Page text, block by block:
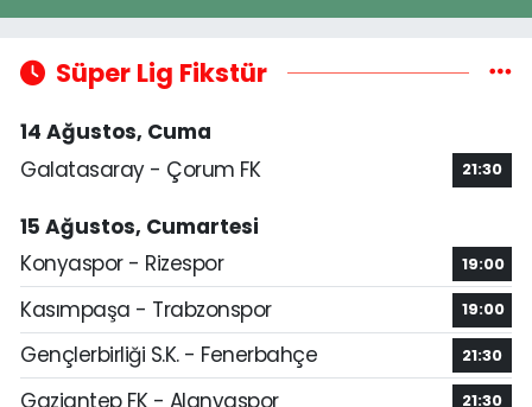
Süper Lig Fikstür
14 Ağustos, Cuma
Galatasaray - Çorum FK
21:30
15 Ağustos, Cumartesi
Konyaspor - Rizespor
19:00
Kasımpaşa - Trabzonspor 19:00
Gençlerbirliği S.K. - Fenerbahçe 21:30
Gaziantep FK - Alanyaspor 21:30